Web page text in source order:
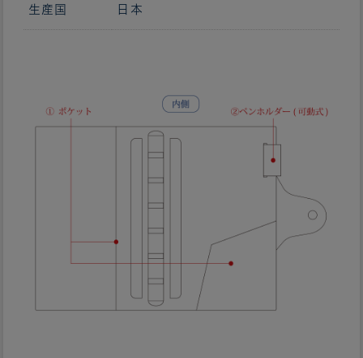
生産国 日本